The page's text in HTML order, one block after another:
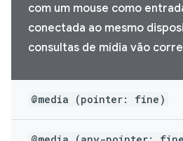
com um mouse como
conectada ao mesmo
consultas de mídia vão
@media (pointer: fine)